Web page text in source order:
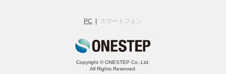
PC スマートフォン
Copyright © ONESTEP Co.,Ltd.
All Rights Reserved.